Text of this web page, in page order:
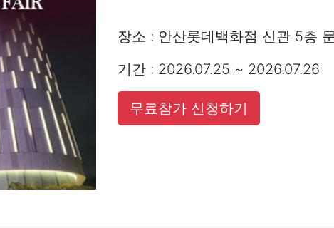
장소 : 안산롯데백화점 신관 5층
기간 : 2026.07.25 ~ 2026.07.26
무료참가 신청하기